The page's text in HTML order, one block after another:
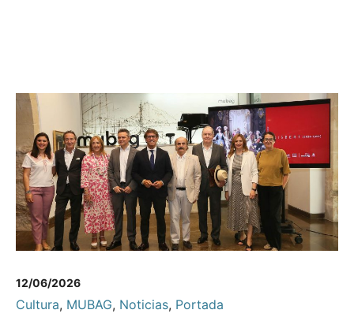
12/06/2026
Cultura, MUBAG, Noticias, Portada